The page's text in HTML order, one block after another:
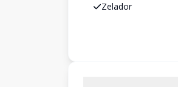
Zelador